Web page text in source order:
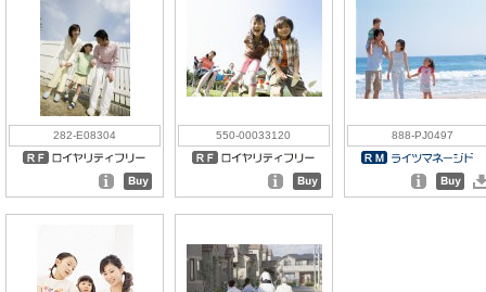
282-E08304 550-00033120 888-PJ0497